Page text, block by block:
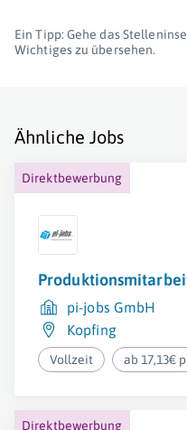
Ein Tipp: Gehe das
Wichtiges zu übersehen.
Ähnliche Jobs
Direktbewerbung
pi-jobs GmbH
Kopfing
Vollzeit ab 17,13€
Direktbewerbung